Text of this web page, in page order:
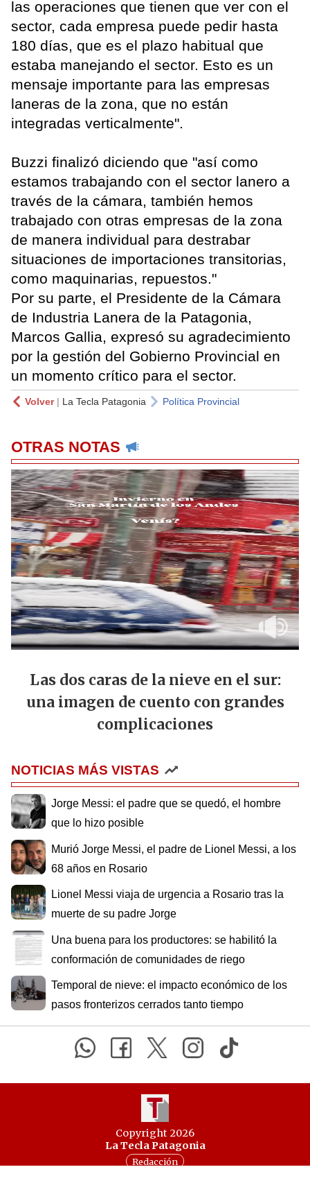
las operaciones que tienen que ver con el
sector, cada empresa puede pedir hasta
180 días, que es el plazo habitual que
estaba manejando el sector. Esto es un
mensaje importante para las empresas
laneras de la zona, que no están
integradas verticalmente".
Buzzi finalizó diciendo que "así como
estamos trabajando con el sector lanero a
través de la cámara, también hemos
trabajado con otras empresas de la zona
de manera individual para destrabar
situaciones de importaciones transitorias,
como maquinarias, repuestos."
Por su parte, el Presidente de la Cámara
de Industria Lanera de la Patagonia,
Marcos Gallia, expresó su agradecimiento
por la gestión del Gobierno Provincial en
un momento crítico para el sector.
Volver| La Tecla Patagonia Política Provincial
OTRAS NOTAS
Las dos caras de la nieve en el sur:
una imagen de cuento con grandes
complicaciones
NOTICIAS MÁS VISTAS
Jorge Messi: el padre que se quedó, el hombre
que lo hizo posible
Murió Jorge Messi, el padre de Lionel Messi, a los
68 años en Rosario
Lionel Messi viaja de urgencia a Rosario tras la
muerte de su padre Jorge
Una buena para los productores: se habilitó la
conformación de comunidades de riego
Temporal de nieve: el impacto económico de los
pasos fronterizos cerrados tanto tiempo
Copyright 2026
La Tecla Patagonia
Redacción